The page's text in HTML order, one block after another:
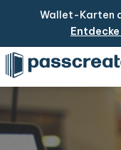
Wallet-Karten